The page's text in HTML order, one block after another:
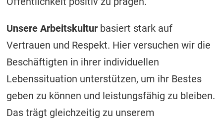
Unsere Arbeitskultur basiert stark auf
Vertrauen und Respekt. Hier versuchen wir die
Beschäftigten in ihrer individuellen
Lebenssituation unterstützen, um ihr Bestes
geben zu können und leistungsfähig zu bleiben.
Das trägt gleichzeitig zu unserem